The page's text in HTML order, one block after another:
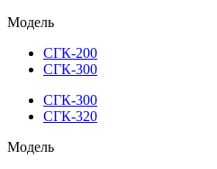
Модель
СГК-200
СГК-300
СГК-300
СГК-320
Модель